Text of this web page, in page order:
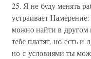
25. Я не буду менять
устраивает
можно найти в другом
тебе платят, но есть и
но с условиями ты